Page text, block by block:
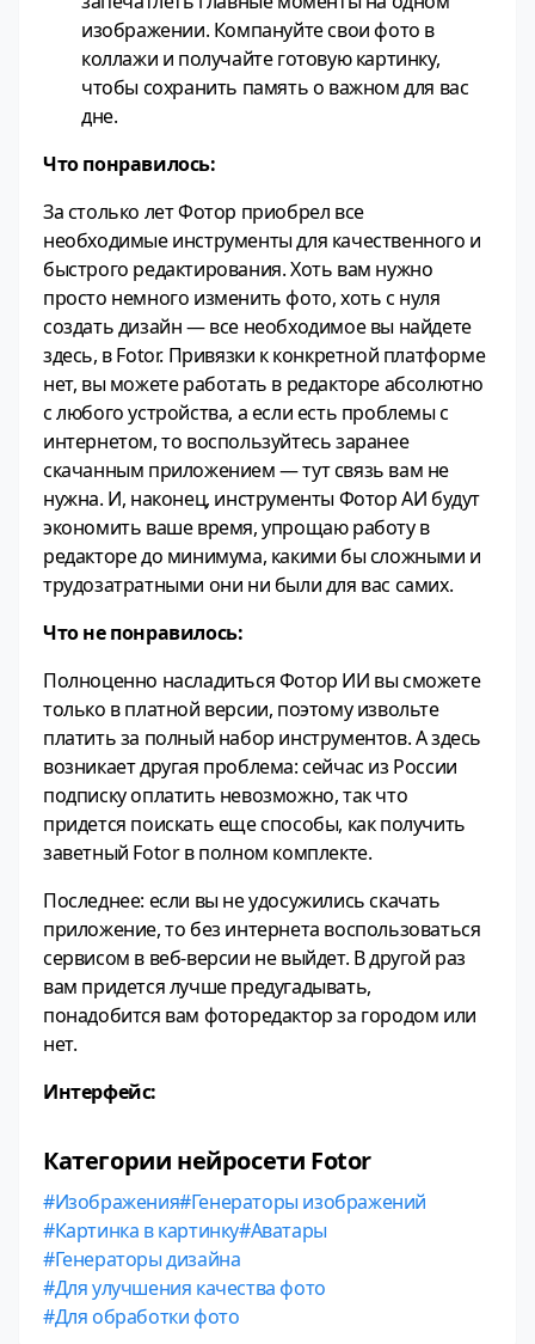
изображении. Компануйте свои фото в
коллажи и получайте готовую картинку,
чтобы сохранить память о важном для вас
дне.
Что понравилось:
За столько лет Фотор приобрел все
необходимые инструменты для качественного и
быстрого редактирования. Хоть вам нужно
просто немного изменить фото, хоть с нуля
создать дизайн — все необходимое вы найдете
здесь, в Fotor. Привязки к конкретной платформе
нет, вы можете работать в редакторе абсолютно
с любого устройства, а если есть проблемы с
интернетом, то воспользуйтесь заранее
скачанным приложением — тут связь вам не
нужна. И, наконец, инструменты Фотор АИ будут
экономить ваше время, упрощаю работу в
редакторе до минимума, какими бы сложными и
трудозатратными они ни были для вас самих.
Что не понравилось:
Полноценно насладиться Фотор ИИ вы сможете
только в платной версии, поэтому извольте
платить за полный набор инструментов. А здесь
возникает другая проблема: сейчас из России
подписку оплатить невозможно, так что
придется поискать еще способы, как получить
заветный Fotor в полном комплекте.
Последнее: если вы не удосужились скачать
приложение, то без интернета воспользоваться
сервисом в веб-версии не выйдет. В другой раз
вам придется лучше предугадывать,
понадобится вам фоторедактор за городом или
нет.
Интерфейс:
Категории нейросети Fotor
Изображения Генераторы изображений
Картинка в картинку Аватары
Генераторы дизайна
Для улучшения качества фото
Для обработки фото